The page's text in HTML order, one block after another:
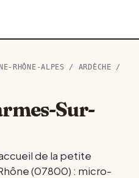
RHÔNE-ALPES / ARDÈCHE /
Sur-
de la petite
(07800) : micro-